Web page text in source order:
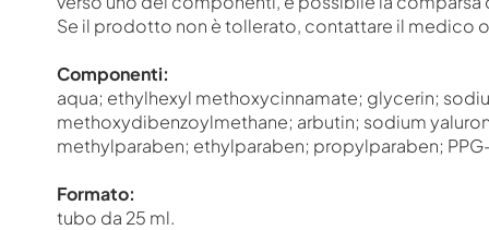
Se il prodotto non è tollerato, contattare il medico
Componenti:
aqua; ethylhexyl methoxycinnamate; glycerin;
methoxydibenzoylmethane; arbutin; sodium
methylparaben; ethylparaben; propylparaben;
Formato:
tubo da 25 ml.